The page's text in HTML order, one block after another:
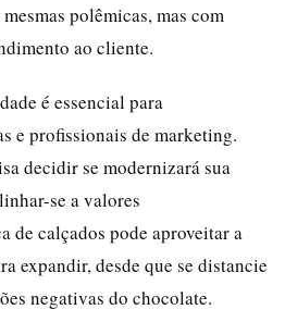
polêmicas, mas com
ao cliente.
é essencial para
e profissionais de marketing.
decidir se modernizará sua
se a valores
de calçados pode aproveitar a
expandir, desde que se distancie
negativas do chocolate.